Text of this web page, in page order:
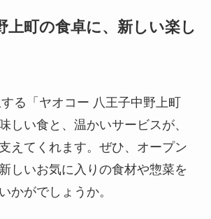
上町の食卓に、新しい楽し
る「ヤオコー 八王子中野上町
しい食と、温かいサービスが、
えてくれます。ぜひ、オープン
しいお気に入りの食材や惣菜を
かがでしょうか。